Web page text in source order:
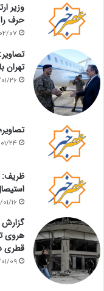
وزیر
حرف
07
تهران
26
24
ظریف:
16
گزارش
هروی
قطری
09